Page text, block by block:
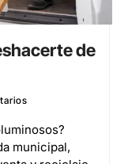
de
municipal,